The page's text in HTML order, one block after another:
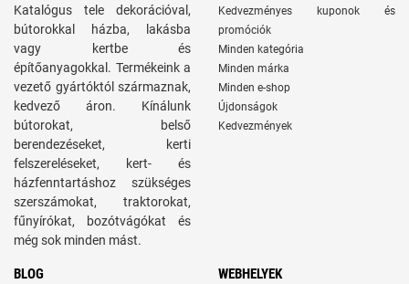
Katalógus tele dekorációval,
bútorokkal házba, lakásba
vagy kertbe és
építőanyagokkal. Termékeink a
vezető gyártóktól származnak,
kedvező áron. Kínálunk
bútorokat, belső
berendezéseket, kerti
felszereléseket, kert- és
házfenntartáshoz szükséges
szerszámokat, traktorokat,
fűnyírókat, bozótvágókat és
még sok minden mást.
Kedvezményes kuponok és
promóciók
Minden kategória
Minden márka
Minden e-shop
Újdonságok
Kedvezmények
BLOG WEBHELYEK